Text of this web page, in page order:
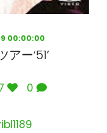
00:00:00
ー‘51’
0